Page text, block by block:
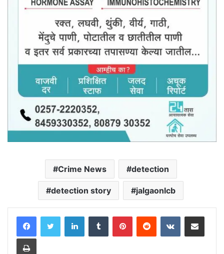
Crime News detection
detection story jalgaonlcb
LinkedInTumblr PinterestReddit VKontakteShare via Email
Print